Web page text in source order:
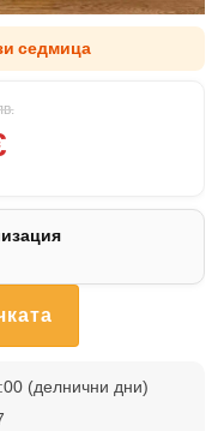
седмица
(делнични дни)